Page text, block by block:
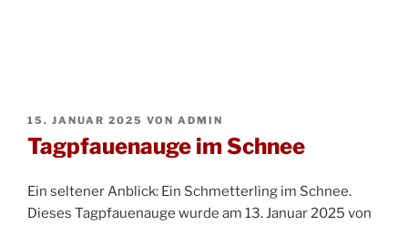
VERÖFFENTLICHT
AM
15. JANUAR 2025 VON ADMIN
Tagpfauenauge im Schnee
Ein seltener Anblick: Ein Schmetterling im Schnee.
Dieses Tagpfauenauge wurde am 13. Januar 2025 von